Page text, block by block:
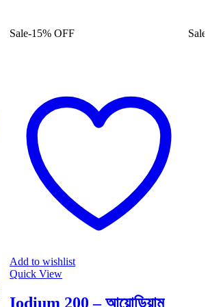
Sale-15% OFF
Add to wishlist
Quick View
Iodium 200 – আয়োডিয়াম
Sale